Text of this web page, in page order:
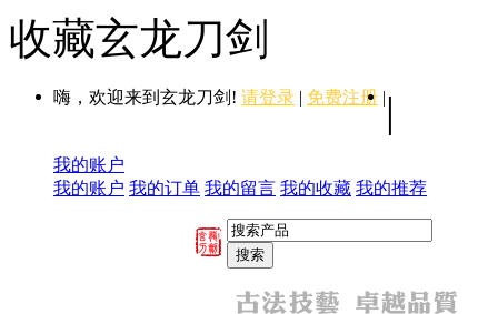
收藏玄龙刀剑
嗨，欢迎来到玄龙刀剑! 请登录 | 免费注册 | |
我的账户
我的账户 我的订单 我的留言 我的收藏 我的推荐